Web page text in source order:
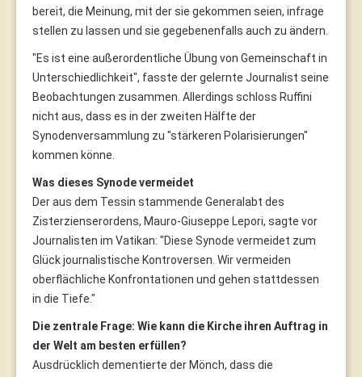
bereit, die Meinung, mit der sie gekommen seien, infrage
stellen zu lassen und sie gegebenenfalls auch zu ändern.
"Es ist eine außerordentliche Übung von Gemeinschaft in
Unterschiedlichkeit", fasste der gelernte Journalist seine
Beobachtungen zusammen. Allerdings schloss Ruffini
nicht aus, dass es in der zweiten Hälfte der
Synodenversammlung zu "stärkeren Polarisierungen"
kommen könne.
Was dieses Synode vermeidet
Der aus dem Tessin stammende Generalabt des
Zisterzienserordens, Mauro-Giuseppe Lepori, sagte vor
Journalisten im Vatikan: "Diese Synode vermeidet zum
Glück journalistische Kontroversen. Wir vermeiden
oberflächliche Konfrontationen und gehen stattdessen
in die Tiefe."
Die zentrale Frage: Wie kann die Kirche ihren Auftrag in
der Welt am besten erfüllen?
Ausdrücklich dementierte der Mönch, dass die